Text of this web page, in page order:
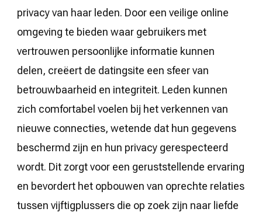
privacy van haar leden. Door een veilige online
omgeving te bieden waar gebruikers met
vertrouwen persoonlijke informatie kunnen
delen, creëert de datingsite een sfeer van
betrouwbaarheid en integriteit. Leden kunnen
zich comfortabel voelen bij het verkennen van
nieuwe connecties, wetende dat hun gegevens
beschermd zijn en hun privacy gerespecteerd
wordt. Dit zorgt voor een geruststellende ervaring
en bevordert het opbouwen van oprechte relaties
tussen vijftigplussers die op zoek zijn naar liefde